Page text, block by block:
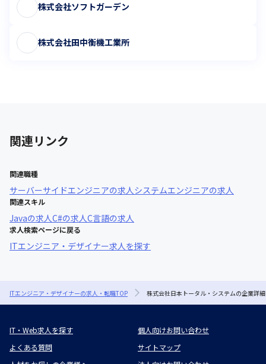
株式会社ソフトガーデン
株式会社田中衡機工業所
関連リンク
関連職種
サーバーサイドエンジニアの求人 システムエンジニアの求人
関連スキル
Javaの求人C#の求人C言語の求人
求人検索ページに戻る
ITエンジニア・デザイナー求人を探す
ITエンジニア・デザイナーの求人・転職TOP 株式会社日本トータル・システムの企業詳細
IT・Web求人を探す
個人向けお問い合わせ
よくある質問
サイトマップ